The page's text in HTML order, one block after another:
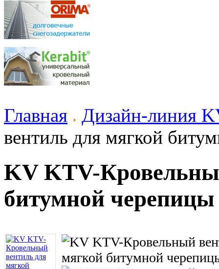
Главная
Дизайн-линия
вентиль для мягкой
KV KТV-
битумной